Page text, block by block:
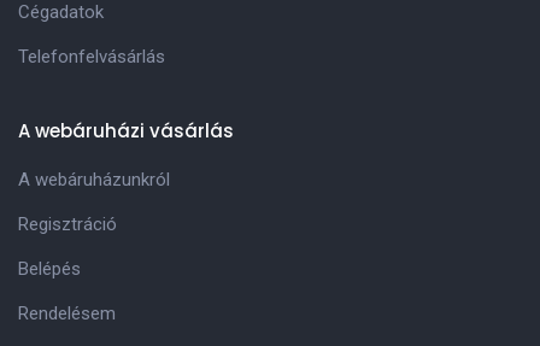
Cégadatok
Telefonfelvásárlás
A webáruházi vásárlás
A webáruházunkról
Regisztráció
Belépés
Rendelésem